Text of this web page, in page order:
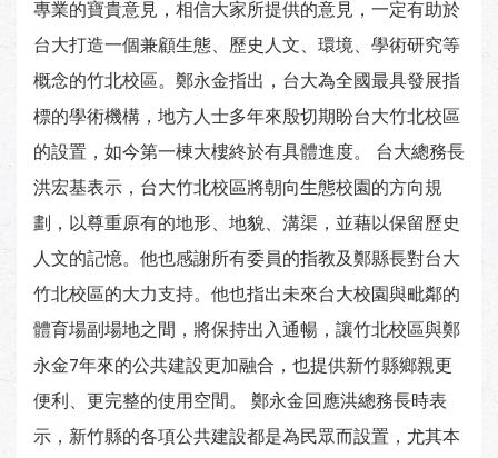
專業的寶貴意見，相信大家所提供的意見，一定有助於
台大打造一個兼顧生態、歷史人文、環境、學術研究等
概念的竹北校區。鄭永金指出，台大為全國最具發展指
標的學術機構，地方人士多年來殷切期盼台大竹北校區
的設置，如今第一棟大樓終於有具體進度。 台大總務長
洪宏基表示，台大竹北校區將朝向生態校園的方向規
劃，以尊重原有的地形、地貌、溝渠，並藉以保留歷史
人文的記憶。他也感謝所有委員的指教及鄭縣長對台大
竹北校區的大力支持。他也指出未來台大校園與毗鄰的
體育場副場地之間，將保持出入通暢，讓竹北校區與鄭
永金7年來的公共建設更加融合，也提供新竹縣鄉親更
便利、更完整的使用空間。 鄭永金回應洪總務長時表
示，新竹縣的各項公共建設都是為民眾而設置，尤其本